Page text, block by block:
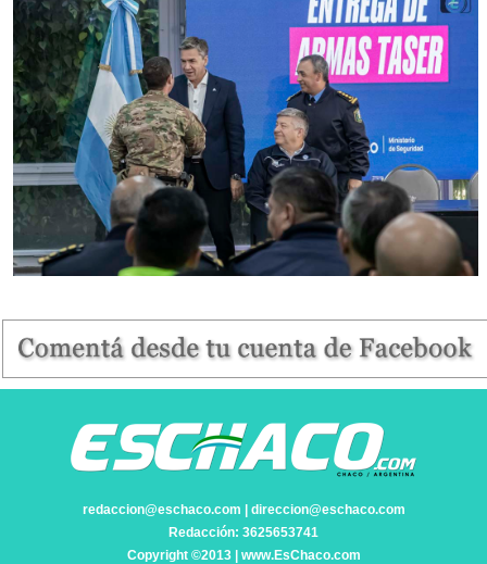
redaccion@eschaco.com | direccion@eschaco.com
Redacción: 3625653741
Copyright ©2013 | www.EsChaco.com